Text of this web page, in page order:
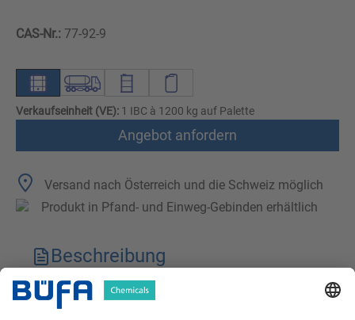
CAS-Nr.: 77-92-9
Verkaufseinheit (VE): 1 IBC à 1200 kg auf Palette
Angebot anfordern
Versand nach Österreich und die Schweiz möglich
Produkt in Pfand- und Einweg-Gebinden erhältlich
Beschreibung
Technische Merkmale